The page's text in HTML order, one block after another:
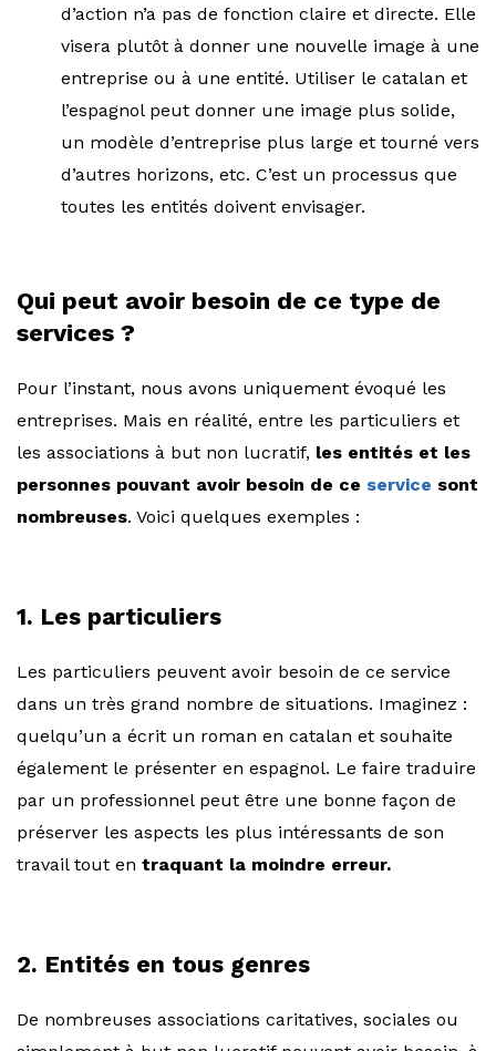
d’action n’a pas de fonction claire et directe. Elle
visera plutôt à donner une nouvelle image à une
entreprise ou à une entité. Utiliser le catalan et
l’espagnol peut donner une image plus solide,
un modèle d’entreprise plus large et tourné vers
d’autres horizons, etc. C’est un processus que
toutes les entités doivent envisager.
Qui peut avoir besoin de ce type de
services ?
Pour l’instant, nous avons uniquement évoqué les
entreprises. Mais en réalité, entre les particuliers et
les associations à but non lucratif, les entités et les
personnes pouvant avoir besoin de ce service sont
nombreuses. Voici quelques exemples :
1. Les particuliers
Les particuliers peuvent avoir besoin de ce service
dans un très grand nombre de situations. Imaginez :
quelqu’un a écrit un roman en catalan et souhaite
également le présenter en espagnol. Le faire traduire
par un professionnel peut être une bonne façon de
préserver les aspects les plus intéressants de son
travail tout en traquant la moindre erreur.
2. Entités en tous genres
De nombreuses associations caritatives, sociales ou